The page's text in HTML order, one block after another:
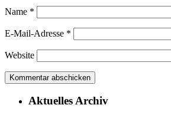
Name *
E-Mail-Adresse *
Website
Aktuelles Archiv